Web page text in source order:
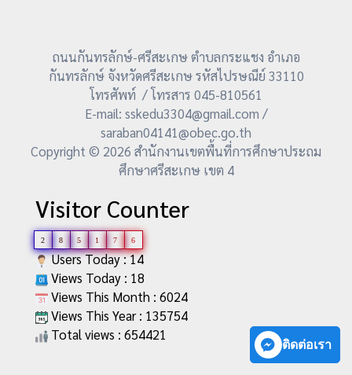
ถนนกันทรลักษ์-ศรีสะเกษ ตำบลกระแชง อำเภอ
กันทรลักษ์ จังหวัดศรีสะเกษ รหัสไปรษณีย์ 33110
โทรศัพท์ / โทรสาร 045-810561
E-mail: sskedu3304@gmail.com /
saraban04141@obec.go.th
Copyright © 2026 สำนักงานเขตพื้นที่การศึกษาประถม
ศึกษาศรีสะเกษ เขต 4
Visitor Counter
2 8 5 1 7 6
Users Today : 14
Views Today : 18
Views This Month : 6024
Views This Year : 135754
Total views : 654421
ติดต่อเรา